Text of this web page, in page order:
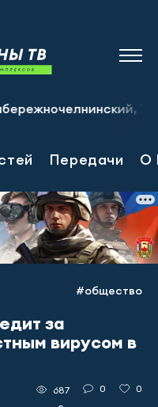
13а. Тел.:
Передачи О
#общество
за
вирусом в
687 0 0